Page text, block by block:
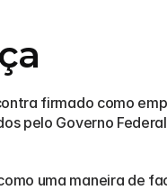
firmado como
pelo Governo
uma maneira de